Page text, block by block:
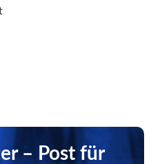
– Post für